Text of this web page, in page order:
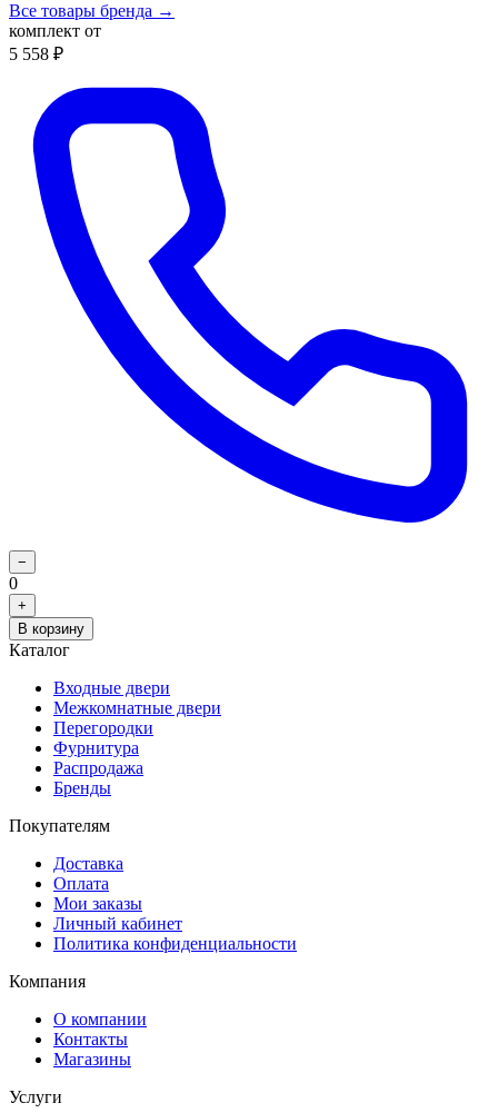
Все товары бренда →
комплект от
5 558 ₽
−
0
+
В корзину
Каталог
Входные двери
Межкомнатные двери
Перегородки
Фурнитура
Распродажа
Бренды
Покупателям
Доставка
Оплата
Мои заказы
Личный кабинет
Политика конфиденциальности
Компания
О компании
Контакты
Магазины
Услуги